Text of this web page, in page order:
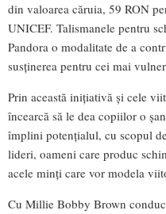
din valoarea căruia, 59 RON
UNICEF. Talismanele pentru
Pandora o modalitate de a
susținerea pentru cei mai
Prin această inițiativă și cele
încearcă să le dea copiilor o
împlini potențialul, cu scopul
lideri, oameni care produc
acele minți care vor modela
Cu Millie Bobby Brown